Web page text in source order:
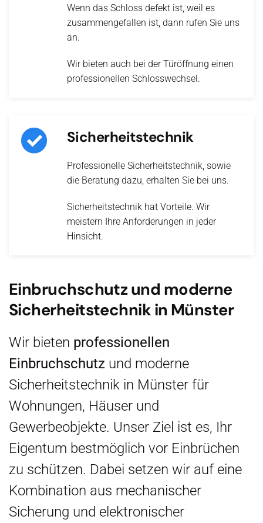
Wenn das Schloss defekt ist, weil es
zusammengefallen ist, dann rufen Sie uns
an.
Wir bieten auch bei der Türöffnung einen
professionellen Schlosswechsel.
Sicherheitstechnik
Professionelle Sicherheitstechnik, sowie
die Beratung dazu, erhalten Sie bei uns.
Sicherheitstechnik hat Vorteile. Wir
meistern Ihre Anforderungen in jeder
Hinsicht.
Einbruchschutz und moderne
Sicherheitstechnik in Münster
Wir bieten professionellen
Einbruchschutz und moderne
Sicherheitstechnik in Münster für
Wohnungen, Häuser und
Gewerbeobjekte. Unser Ziel ist es, Ihr
Eigentum bestmöglich vor Einbrüchen
zu schützen. Dabei setzen wir auf eine
Kombination aus mechanischer
Sicherung und elektronischer